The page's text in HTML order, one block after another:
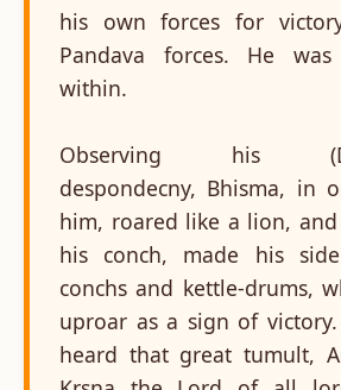
his own forces for
Pandava forces. He was
within.
Observing his
despondecny, Bhisma, in
him, roared like a lion,
his conch, made his
conchs and kettle-drums,
uproar as a sign of
heard that great tumult,